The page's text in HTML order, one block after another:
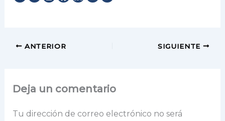
ANTERIOR SIGUIENTE
Deja un comentario
Tu dirección de correo electrónico no será